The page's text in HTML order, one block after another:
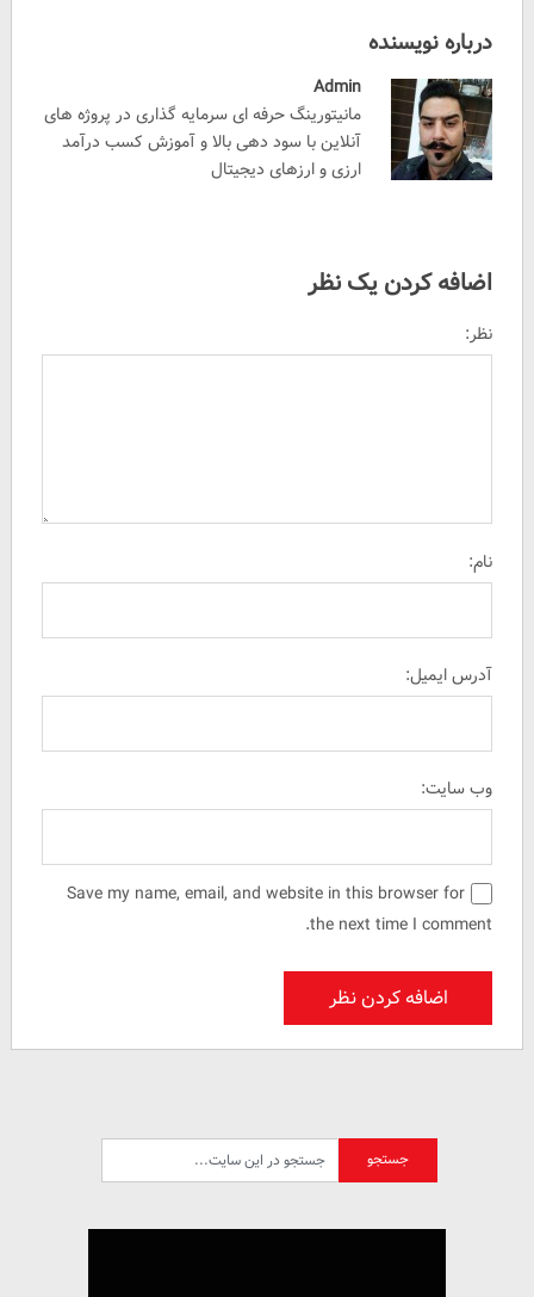
درباره نویسنده
Admin
مانیتورینگ حرفه ای سرمایه گذاری در پروژه های
آنلاین با سود دهی بالا و آموزش کسب درآمد
ارزی و ارزهای دیجیتال
اضافه کردن یک نظر
نظر:
نام:
آدرس ایمیل:
وب سایت:
Save my name, email, and website in this browser for
the next time I comment.